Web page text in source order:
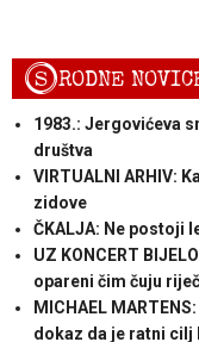
SRODNE
1983.: Jergovićeva
društva
VIRTUALNI ARHIV:
zidove
ČKALJA: Ne postoji
UZ KONCERT
opareni čim čuju
MICHAEL
dokaz da je ratni cilj